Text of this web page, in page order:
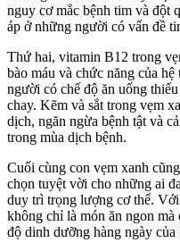
nguy cơ mắc bệnh tim và đột
áp ở những người có vấn đề
Thứ hai, vitamin B12 trong
bào máu và chức năng của
người có chế độ ăn uống
chay. Kẽm và sắt trong vẹm
dịch, ngăn ngừa bệnh tật và
trong mùa dịch bệnh.
Cuối cùng con vẹm xanh
chọn tuyệt vời cho những ai
duy trì trọng lượng cơ thể.
không chỉ là món ăn ngon
độ dinh dưỡng hàng ngày của